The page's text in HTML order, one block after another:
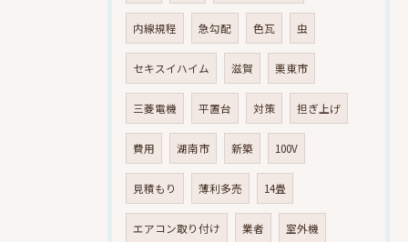
内線規程 急勾配 色瓦 虫
セキスイハイム 滋賀 栗東市
三菱電機 平置台 対策 担ぎ上げ
費用 湖南市 新築 100V
見積もり 薄利多売 14畳
エアコン取り付け 業者 室外機